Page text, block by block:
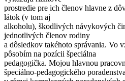
prostredie pre ich členov hlavne z
látok (v tom aj
alkoholu), škodlivých návykových
jednotlivých členov rodiny
a dôsledkov takéhoto správania. Vo
pôsobím na pozícii špeciálna
pedagogička. Mojou hlavnou
špeciálno-pedagogického poradenstva